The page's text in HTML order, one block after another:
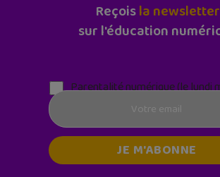
Reçoisla newsletter
sur l'éducation
Parentalité numérique (le lundi